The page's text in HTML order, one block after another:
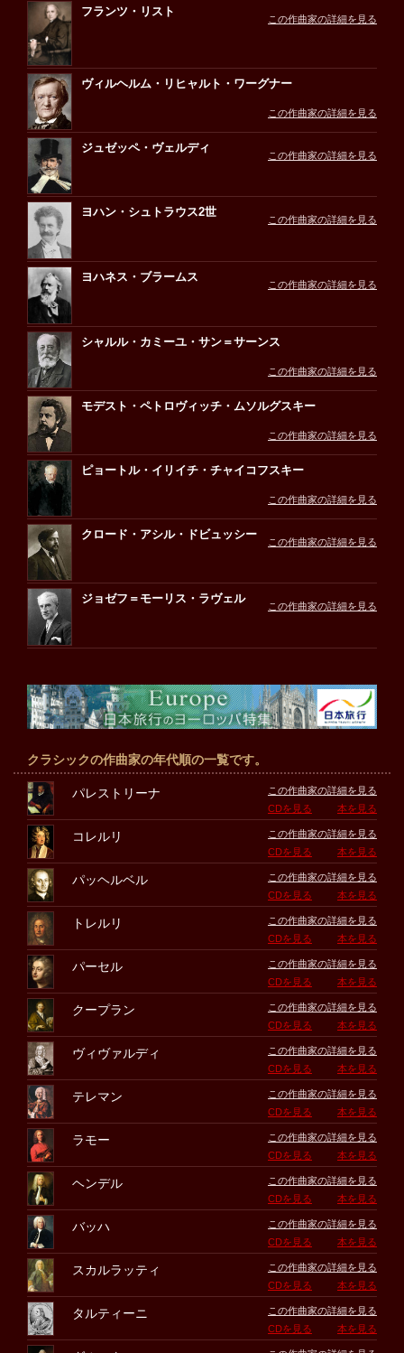
フランツ・リスト
この作曲家の詳細を見る
ヴィルヘルム・リヒャルト・ワーグナー
この作曲家の詳細を見る
ジュゼッペ・ヴェルディ
この作曲家の詳細を見る
ヨハン・シュトラウス2世
この作曲家の詳細を見る
ヨハネス・ブラームス
この作曲家の詳細を見る
シャルル・カミーユ・サン＝サーンス
この作曲家の詳細を見る
モデスト・ペトロヴィッチ・ムソルグスキー
この作曲家の詳細を見る
ピョートル・イリイチ・チャイコフスキー
この作曲家の詳細を見る
クロード・アシル・ドビュッシー
この作曲家の詳細を見る
ジョゼフ＝モーリス・ラヴェル
この作曲家の詳細を見る
クラシックの作曲家の年代順の一覧です。
パレストリーナ
この作曲家の詳細を見る
CDを見る
本を見る
コレルリ
この作曲家の詳細を見る
CDを見る
本を見る
パッヘルベル
この作曲家の詳細を見る
CDを見る
本を見る
トレルリ
この作曲家の詳細を見る
CDを見る
本を見る
パーセル
この作曲家の詳細を見る
CDを見る
本を見る
クープラン
この作曲家の詳細を見る
CDを見る
本を見る
ヴィヴァルディ
この作曲家の詳細を見る
CDを見る
本を見る
テレマン
この作曲家の詳細を見る
CDを見る
本を見る
ラモー
この作曲家の詳細を見る
CDを見る
本を見る
ヘンデル
この作曲家の詳細を見る
CDを見る
本を見る
バッハ
この作曲家の詳細を見る
CDを見る
本を見る
スカルラッティ
この作曲家の詳細を見る
CDを見る
本を見る
タルティーニ
この作曲家の詳細を見る
CDを見る
本を見る